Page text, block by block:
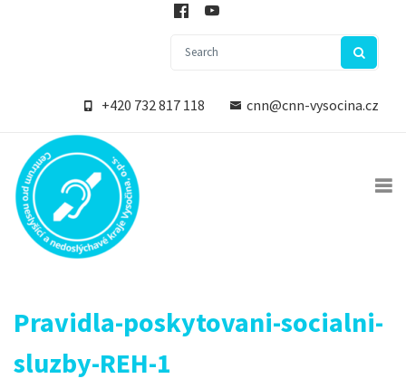
+420 732 817 118 cnn@cnn-vysocina.cz
Pravidla-poskytovani-socialni-
sluzby-REH-1